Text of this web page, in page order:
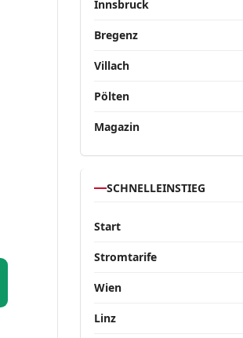
Innsbruck
Bregenz
Villach
Pölten
Magazin
SCHNELLEINSTIEG
Start
Stromtarife
Wien
Linz